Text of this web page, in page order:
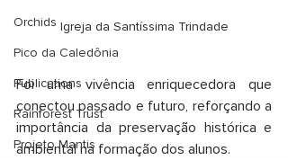
Orchids
Pico da Caledônia
Publications
Rainforest Trust
Projeto Mantis
Igreja da Santíssima Trindade
Foi uma vivência enriquecedora que
conectou passado e futuro, reforçando a
importância da preservação histórica e
ambiental na formação dos alunos.